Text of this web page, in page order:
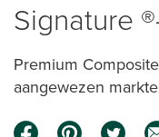
Signature
Premium
aangewezen